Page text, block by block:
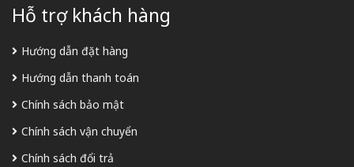
Hỗ trợ khách hàng
Hướng dẫn đặt hàng
Hướng dẫn thanh toán
Chính sách bảo mật
Chính sách vận chuyển
Chính sách đổi trả